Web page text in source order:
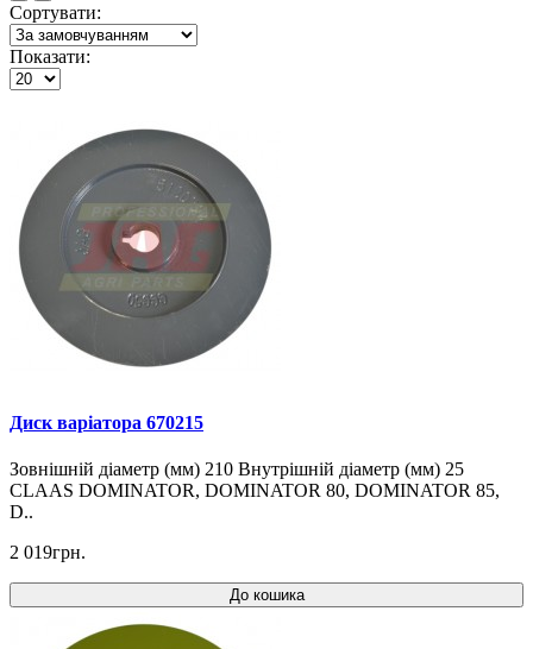
Сортувати:
Показати:
Диск варіатора 670215
Зовнішній діаметр (мм) 210 Внутрішній діаметр (мм) 25
CLAAS DOMINATOR, DOMINATOR 80, DOMINATOR 85,
D..
2 019грн.
До кошика